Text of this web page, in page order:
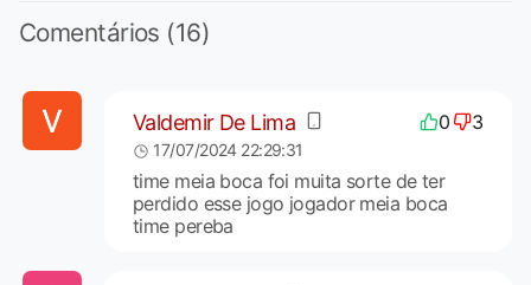
Comentários (16)
Valdemir De Lima 0 3
17/07/2024 22:29:31
time meia boca foi muita sorte de ter
perdido esse jogo jogador meia boca
time pereba